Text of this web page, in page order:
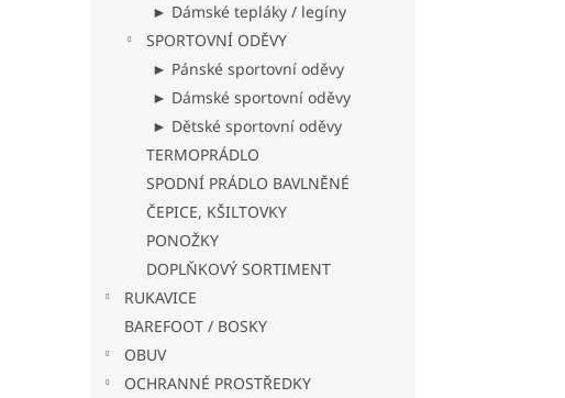
► Dámské tepláky / legíny
SPORTOVNÍ ODĚVY
► Pánské sportovní oděvy
► Dámské sportovní oděvy
► Dětské sportovní oděvy
TERMOPRÁDLO
SPODNÍ PRÁDLO BAVLNĚNÉ
ČEPICE, KŠILTOVKY
PONOŽKY
DOPLŇKOVÝ SORTIMENT
RUKAVICE
BAREFOOT / BOSKY
OBUV
OCHRANNÉ PROSTŘEDKY